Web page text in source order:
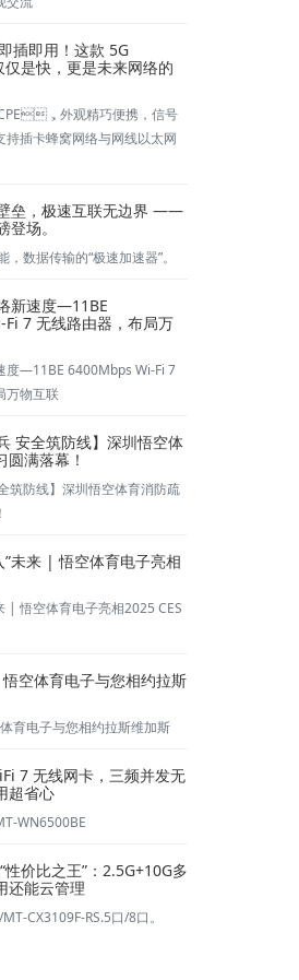
插即用！这款 5G
快，更是未来网络的
，外观精巧便携，信号
持插卡蜂窝网络与网线以太网
垒，极速互联无边界 ——
场。
数据传输的“极速加速器”。
新速度—11BE
7 无线路由器，布局万
度—11BE 6400Mbps Wi-Fi 7
万物互联
安全筑防线】深圳悟空体
满落幕！
筑防线】深圳悟空体育消防疏
”未来 | 悟空体育电子亮相
| 悟空体育电子亮相2025 CES
空体育电子与您相约拉斯
育电子与您相约拉斯维加斯
7 无线网卡，三频并发无
超省心
WN6500BE
价比之王”：2.5G+10G多
还能云管理
CX3109F-RS.5口/8口。